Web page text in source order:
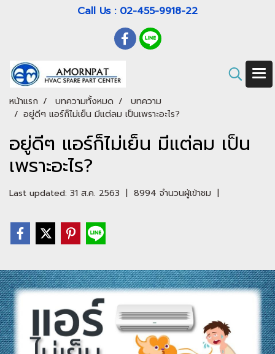
Call Us : 02-455-9918-22
หน้าแรก บทความทั้งหมด
บทความ
​อยู่ดีๆ แอร์ก็ไม่เย็น มีแต่ลม เป็นเพราะอะไร?
​อยู่ดีๆ แอร์ก็ไม่เย็น มีแต่ลม เป็น
เพราะอะไร?
Last updated: 31 ส.ค. 2563 | 8994 จำนวนผู้เข้าชม |